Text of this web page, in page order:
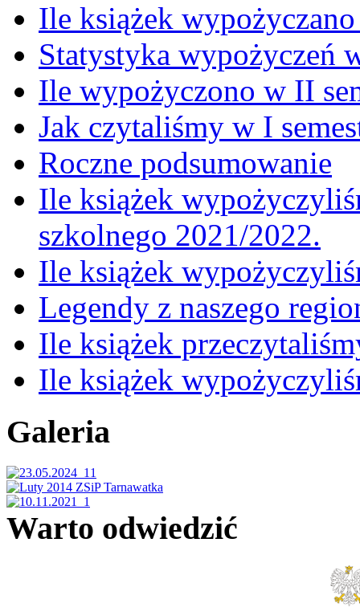
Ile książek
Statystyka wypożyczeń
Ile wypożyczono w II
Jak czytaliśmy w I
Roczne podsumowanie
Ile książek
szkolnego 2021/2022.
Ile książek
Legendy z naszego
Ile książek
Ile książek
Galeria
Warto odwiedzić